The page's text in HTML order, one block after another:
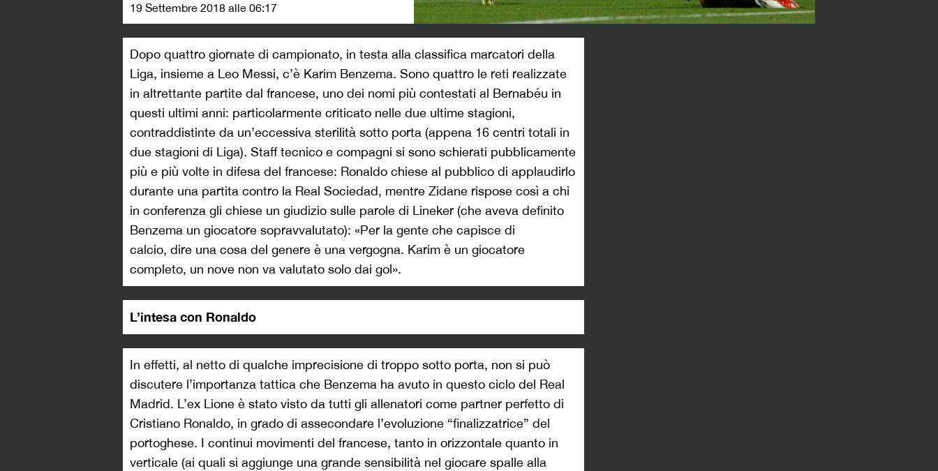
19 Settembre 2018 alle 06:17
Dopo quattro giornate di campionato, in testa alla classifica marcatori della
Liga, insieme a Leo Messi, c’è Karim Benzema. Sono quattro le reti realizzate
in altrettante partite dal francese, uno dei nomi più contestati al Bernabéu in
questi ultimi anni: particolarmente criticato nelle due ultime stagioni,
contraddistinte da un’eccessiva sterilità sotto porta (appena 16 centri totali in
due stagioni di Liga). Staff tecnico e compagni si sono schierati pubblicamente
più e più volte in difesa del francese: Ronaldo chiese al pubblico di applaudirlo
durante una partita contro la Real Sociedad, mentre Zidane rispose così a chi
in conferenza gli chiese un giudizio sulle parole di Lineker (che aveva definito
Benzema un giocatore sopravvalutato): «Per la gente che capisce di
calcio, dire una cosa del genere è una vergogna. Karim è un giocatore
completo, un nove non va valutato solo dai gol».
L’intesa con Ronaldo
In effetti, al netto di qualche imprecisione di troppo sotto porta, non si può
discutere l’importanza tattica che Benzema ha avuto in questo ciclo del Real
Madrid. L’ex Lione è stato visto da tutti gli allenatori come partner perfetto di
Cristiano Ronaldo, in grado di assecondare l’evoluzione “finalizzatrice” del
portoghese. I continui movimenti del francese, tanto in orizzontale quanto in
verticale (ai quali si aggiunge una grande sensibilità nel giocare spalle alla